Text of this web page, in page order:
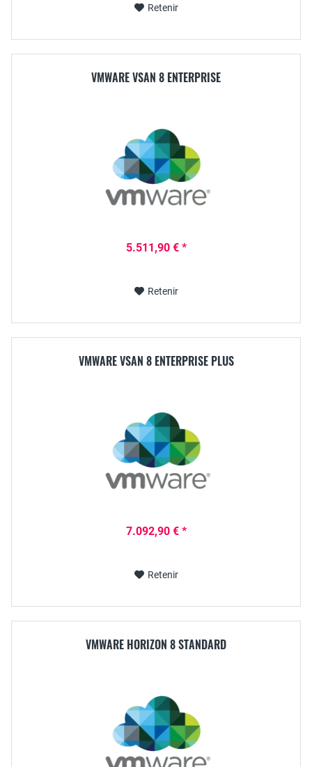
Retenir
VMWARE VSAN 8 ENTERPRISE
5.511,90 € *
Retenir
VMWARE VSAN 8 ENTERPRISE PLUS
7.092,90 € *
Retenir
VMWARE HORIZON 8 STANDARD